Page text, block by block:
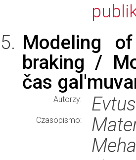
Modeling
braking /
čas
Autorzy:
Czasopismo: